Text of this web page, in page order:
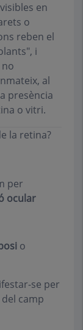
en
o
reben el
i
al
presència
o vitri.
la retina?
per
ocular
o
se per
camp